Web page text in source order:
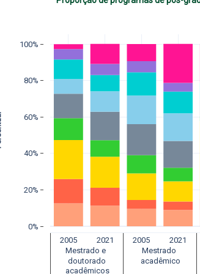
2005 2021 2005 2021
Mestrado e
doutorado
acadêmicos
Mestrado
acadêmico
0%
20%
40%
60%
80%
100%